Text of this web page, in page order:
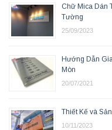
Chữ Mica Dán
Tường
25/09/2023
Hướng Dẫn
Mòn
20/07/2021
Thiết Kế và
10/11/2023